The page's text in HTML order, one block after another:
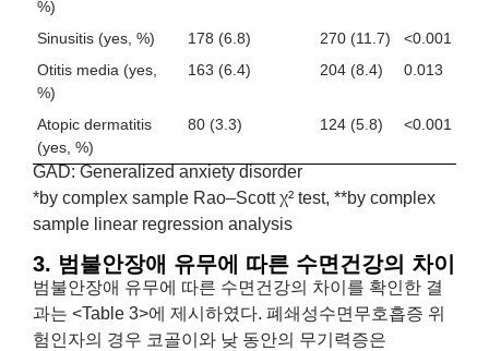
%)
Sinusitis (yes, %) 178 (6.8) 270 (11.7)
<0.001
Otitis media (yes,
%)
163 (6.4) 204 (8.4) 0.013
Atopic dermatitis
(yes, %)
80 (3.3) 124 (5.8) <0.001
GAD: Generalized anxiety disorder
*by complex sample Rao–Scott χ² test, **by complex
sample linear regression analysis
3. 범불안장애 유무에 따른 수면건강의 차이
범불안장애 유무에 따른 수면건강의 차이를 확인한 결
과는 <Table 3>에 제시하였다. 폐쇄성수면무호흡증 위
험인자의 경우 코골이와 낮 동안의 무기력증은